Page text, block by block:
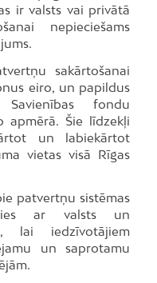
ir valsts vai privātā
nepieciešams
sakārtošanai
eiro, un papildus
fondu
apmērā. Šie līdzekļi
un labiekārtot
vietas visā Rīgas
patvertņu sistēmas
ar valsts un
lai iedzīvotājiem
un saprotamu